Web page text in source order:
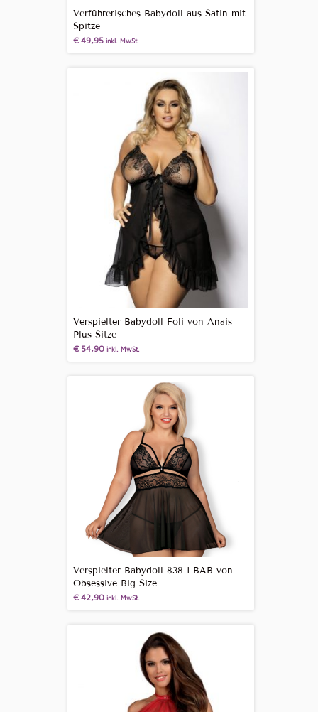
Verführerisches Babydoll aus Satin mit
Spitze
€49,95 inkl. MwSt.
Verspielter Babydoll Foli von Anais
Plus Sitze
€54,90 inkl. MwSt.
Verspielter Babydoll 838-1 BAB von
Obsessive Big Size
€42,90 inkl. MwSt.